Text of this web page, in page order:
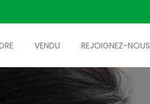
VENDU REJOIGNEZ-NOUS